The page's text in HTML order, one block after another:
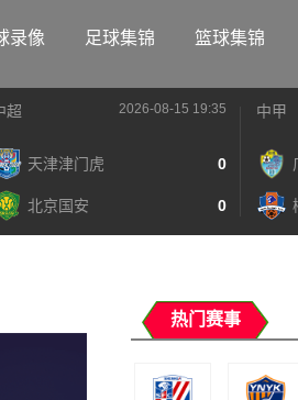
录像 足球集锦 篮球集锦
超 2026-08-15 19:35
天津津门虎 0
北京国安 0
中甲
热门赛事